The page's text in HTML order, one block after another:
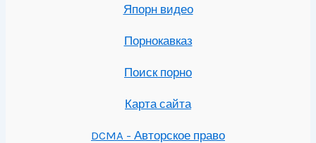
Япорн видео
Порнокавказ
Поиск порно
Карта сайта
DCMA - Авторское право